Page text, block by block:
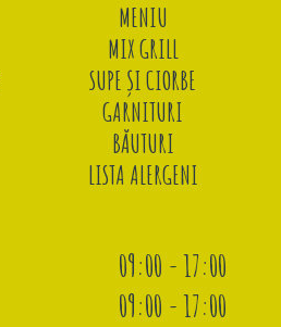
MENIU
MIX GRILL
SUPE ȘI CIORBE
GARNITURI
BĂUTURI
LISTA ALERGENI
09:00 - 17:00
09:00 - 17:00